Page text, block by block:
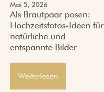
Als Brautpaar posen:
Hochzeitsfotos-Ideen für
natürliche und
entspannte Bilder
Mai 5, 2026
Weiterlesen